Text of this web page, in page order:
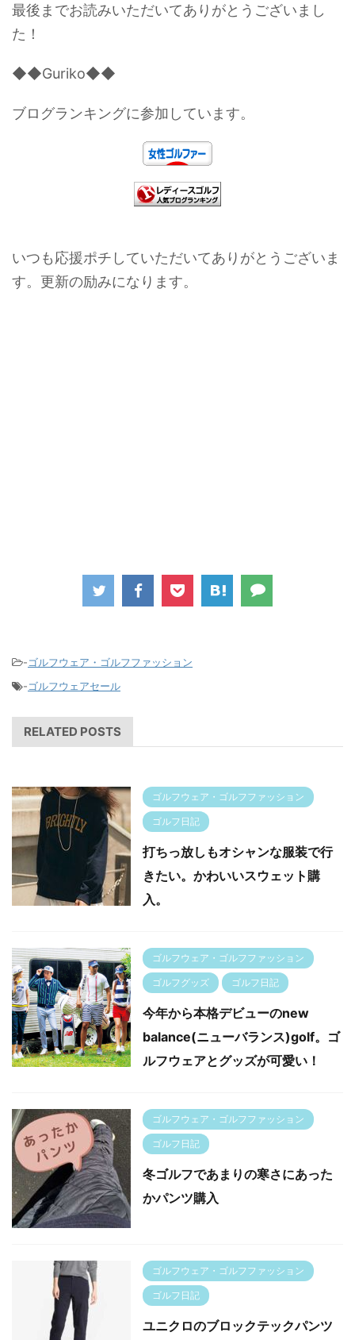
最後までお読みいただいてありがとうございまし
た！
◆◆Guriko◆◆
ブログランキングに参加しています。
いつも応援ポチしていただいてありがとうございま
す。更新の励みになります。
-ゴルフウェア・ゴルフファッション
-ゴルフウェアセール
RELATED POSTS
ゴルフウェア・ゴルフファッション
ゴルフ日記
打ちっ放しもオシャンな服装で行
きたい。かわいいスウェット購
入。
ゴルフウェア・ゴルフファッション
ゴルフグッズ ゴルフ日記
今年から本格デビューのnew
balance(ニューバランス)golf。ゴ
ルフウェアとグッズが可愛い！
ゴルフウェア・ゴルフファッション
ゴルフ日記
冬ゴルフであまりの寒さにあった
かパンツ購入
ゴルフウェア・ゴルフファッション
ゴルフ日記
ユニクロのブロックテックパンツ